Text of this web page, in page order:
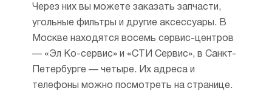
выставках за высокое качество: премия I.D.
Design Award, несколько наград American
Adex и Red Dot Design Award.
Через них вы можете заказать запчасти,
угольные фильтры и другие аксессуары. В
Москве находятся восемь сервис-центров
— «Эл Ко-сервис» и «СТИ Сервис», в Санкт-
Петербурге — четыре. Их адреса и
телефоны можно посмотреть на странице.